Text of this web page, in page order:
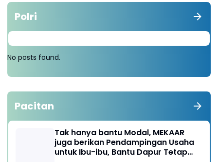
Polri
No posts found.
Pacitan
Tak hanya bantu Modal, MEKAAR
juga berikan Pendampingan Usaha
untuk Ibu-ibu, Bantu Dapur Tetap